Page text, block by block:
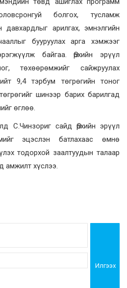
болгох, тусламж
давхардлыг арилгах, эмнэлгийн
бууруулах арга хэмжээг
байгаа. Өрхийн эрүүл
төхөөрөмжийг сайжруулах
9,4 тэрбум төгрөгийн тоног
шинээр барих барилгад
өглөө.
С.Чинзориг сайд Өрхийн эрүүл
эцэслэн батлахаас өмнө
тодорхой заалтуудын талаар
амжилт хүслээ.
Илгээх